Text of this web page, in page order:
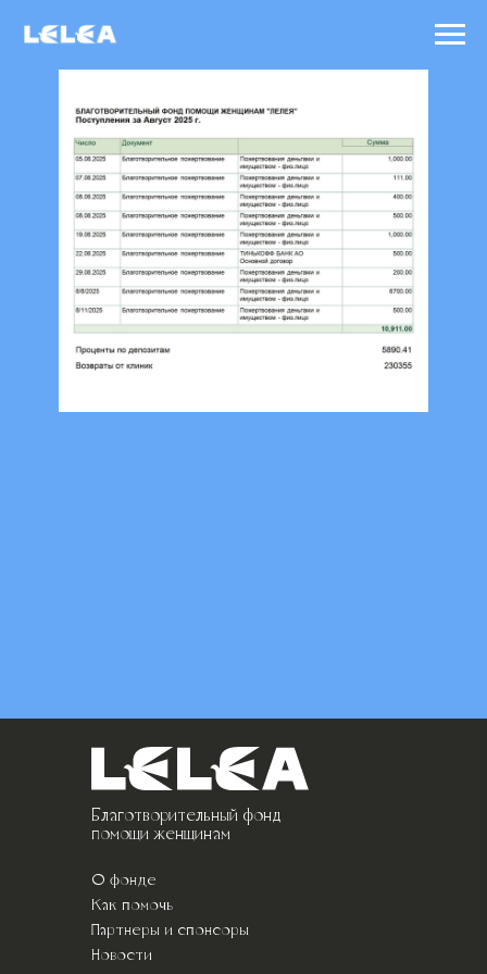
Благотворительный фонд
помощи женщинам
О фонде
Как помочь
Партнеры и спонсоры
Новости